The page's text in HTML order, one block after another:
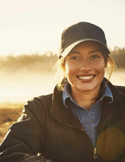
Saint-Sauveur Lendelin
Criquetot L'Esneval